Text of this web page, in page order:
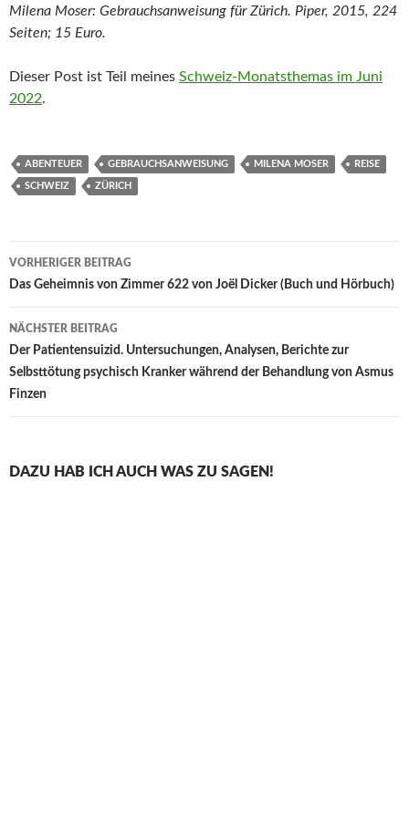
Milena Moser: Gebrauchsanweisung für Zürich. Piper, 2015, 224
Seiten; 15 Euro.
Dieser Post ist Teil meines Schweiz-Monatsthemas im Juni
2022.
ABENTEUER GEBRAUCHSANWEISUNG MILENA MOSER REISE
SCHWEIZ ZÜRICH
Beitragsnavigation
VORHERIGER BEITRAG
Das Geheimnis von Zimmer 622 von Joël Dicker (Buch und Hörbuch)
NÄCHSTER BEITRAG
Der Patientensuizid. Untersuchungen, Analysen, Berichte zur
Selbsttötung psychisch Kranker während der Behandlung von Asmus
Finzen
DAZU HAB ICH AUCH WAS ZU SAGEN!